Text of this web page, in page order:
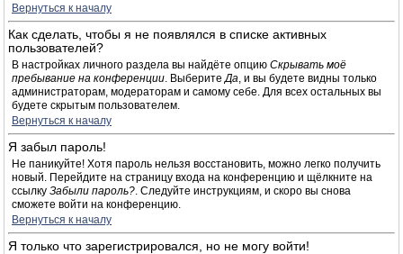
Вернуться к началу
Как сделать, чтобы я не появлялся в списке активных
пользователей?
В настройках личного раздела вы найдёте опцию Скрывать моё
пребывание на конференции. ВыберитеДа, и вы будете видны только
администраторам, модераторам и самому себе. Для всех остальных вы
будете скрытым пользователем.
Вернуться к началу
Я забыл пароль!
Не паникуйте! Хотя пароль нельзя восстановить, можно легко получить
новый. Перейдите на страницу входа на конференцию и щёлкните на
ссылку Забыли пароль?. Следуйте инструкциям, и скоро вы снова
сможете войти на конференцию.
Вернуться к началу
Я только что зарегистрировался, но не могу войти!